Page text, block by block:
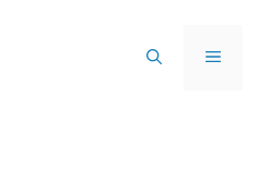
MENU